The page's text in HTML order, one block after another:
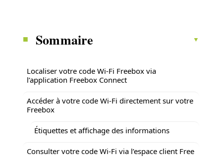
Sommaire
Localiser votre code Wi-Fi Freebox via
l’application Freebox Connect
Accéder à votre code Wi-Fi directement sur votre
Freebox
Étiquettes et affichage des informations
Consulter votre code Wi-Fi via l’espace client Free